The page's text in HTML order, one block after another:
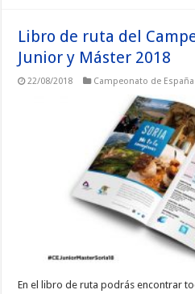
Libro de ruta del
Junior y Máster 2018
22/08/2018 Campeonato de España
En el libro de ruta podrás encontrar